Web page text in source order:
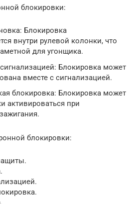
блокировки:
Блокировка
внутри рулевой колонки, что
для угонщика.
Блокировка может
вместе с сигнализацией.
блокировка: Блокировка может
активироваться при
блокировки: